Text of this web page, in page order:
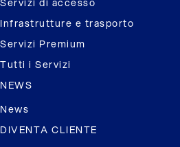
Servizi di accesso
Infrastrutture e trasporto
Servizi Premium
Tutti i Servizi
NEWS
News
DIVENTA CLIENTE